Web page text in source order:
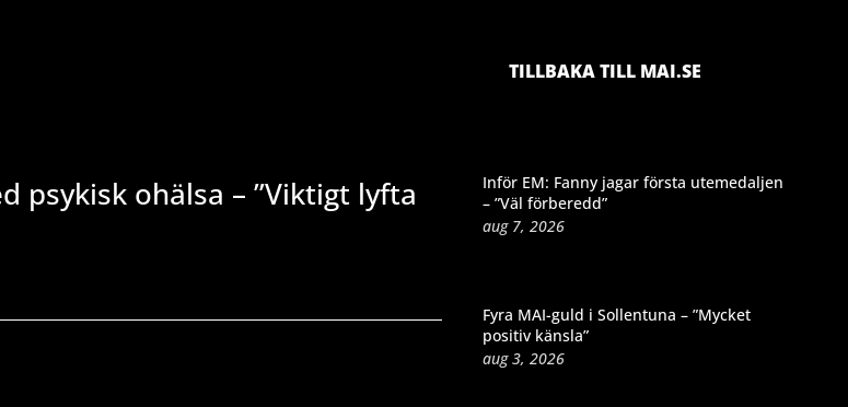
TILLBAKA TILL MAI.SE
psykisk ohälsa – ”Viktigt lyfta
Inför EM: Fanny jagar första utemedaljen
– ”Väl förberedd”
aug 7, 2026
Fyra MAI-guld i Sollentuna – ”Mycket
positiv känsla”
aug 3, 2026